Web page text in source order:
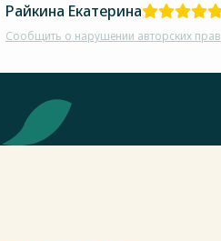
Райкина Екатерина
Сообщить о нарушении авторских прав